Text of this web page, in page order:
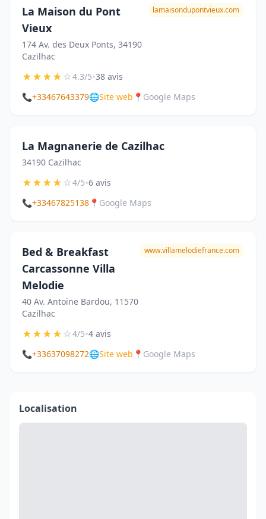
La Maison du Pont
Vieux
174 Av. des Deux Ponts, 34190
Cazilhac
lamaisondupontvieux.com
★★★★☆4.3/5•38 avis
📞+33467643379🌐Site web 📍 Google Maps
La Magnanerie de Cazilhac
34190 Cazilhac
★★★★☆4/5•6 avis
📞+33467825138 📍 Google Maps
Bed & Breakfast
Carcassonne Villa
Melodie
40 Av. Antoine Bardou, 11570
Cazilhac
www.villamelodiefrance.com
★★★★☆4/5•4 avis
📞+33637098272🌐Site web 📍 Google Maps
Localisation